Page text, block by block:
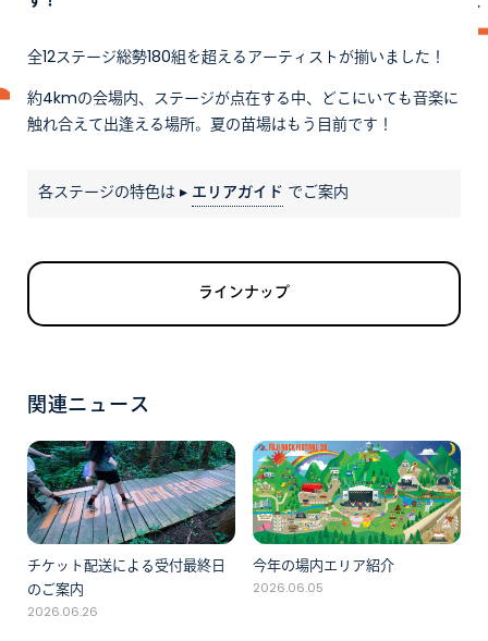
全12ステージ総勢180組を超えるアーティストが揃いました！
約4kmの会場内、ステージが点在する中、どこにいても音楽に
触れ合えて出逢える場所。夏の苗場はもう目前です！
各ステージの特色は ▸ エリアガイド でご案内
ラインナップ
関連ニュース
チケット配送による受付最終日
のご案内
2026.06.26
今年の場内エリア紹介
2026.06.05